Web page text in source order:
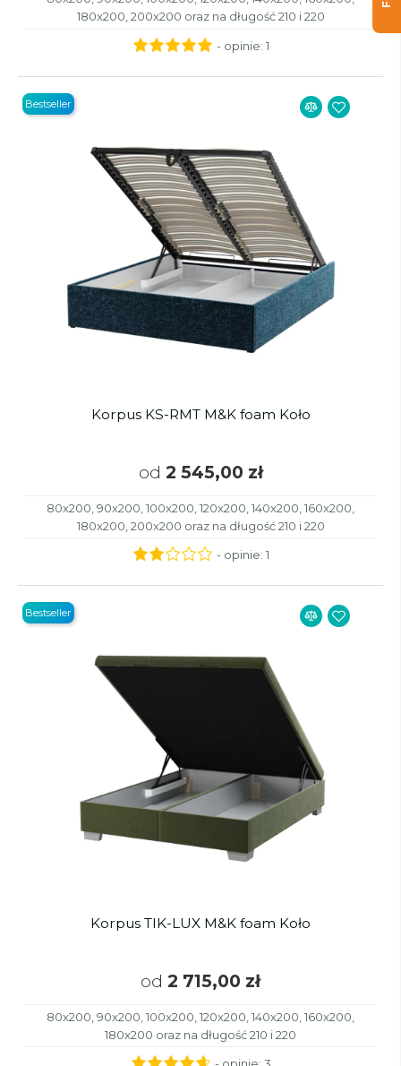
180x200, 200x200 oraz na długość 210 i 220
- opinie: 1
Korpus KS-RMT M&K foam Koło
od 2 545,00 zł
80x200, 90x200, 100x200, 120x200, 140x200, 160x200,
180x200, 200x200 oraz na długość 210 i 220
Bestseller
- opinie: 1
Korpus TIK-LUX M&K foam Koło
od 2 715,00 zł
80x200, 90x200, 100x200, 120x200, 140x200, 160x200,
180x200 oraz na długość 210 i 220
Bestseller